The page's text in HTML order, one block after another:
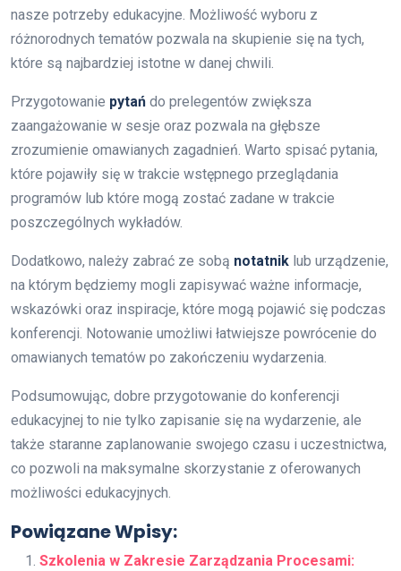
nasze potrzeby edukacyjne. Możliwość wyboru z
różnorodnych tematów pozwala na skupienie się na tych,
które są najbardziej istotne w danej chwili.
Przygotowanie pytań do prelegentów zwiększa
zaangażowanie w sesje oraz pozwala na głębsze
zrozumienie omawianych zagadnień. Warto spisać pytania,
które pojawiły się w trakcie wstępnego przeglądania
programów lub które mogą zostać zadane w trakcie
poszczególnych wykładów.
Dodatkowo, należy zabrać ze sobą notatnik lub urządzenie,
na którym będziemy mogli zapisywać ważne informacje,
wskazówki oraz inspiracje, które mogą pojawić się podczas
konferencji. Notowanie umożliwi łatwiejsze powrócenie do
omawianych tematów po zakończeniu wydarzenia.
Podsumowując, dobre przygotowanie do konferencji
edukacyjnej to nie tylko zapisanie się na wydarzenie, ale
także staranne zaplanowanie swojego czasu i uczestnictwa,
co pozwoli na maksymalne skorzystanie z oferowanych
możliwości edukacyjnych.
Powiązane Wpisy:
Szkolenia w Zakresie Zarządzania Procesami: